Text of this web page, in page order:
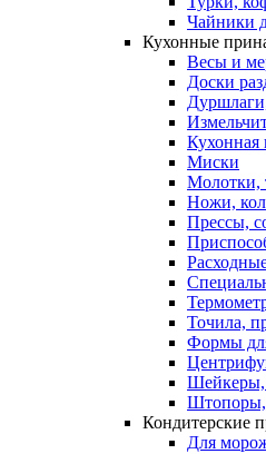
Чайники
Кухонные
Весы и
Доски
Кухонная
Миски
Молотки,
Ножи,
Прессы,
Точила,
Формы
Шейкеры,
Штопоры,
Кондитерские
Для